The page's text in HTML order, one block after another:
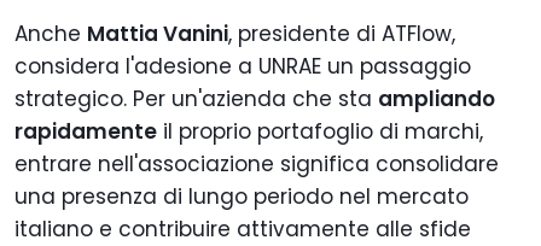
Anche Mattia Vanini, presidente di ATFlow,
considera l'adesione a UNRAE un passaggio
strategico. Per un'azienda che sta ampliando
rapidamente il proprio portafoglio di marchi,
entrare nell'associazione significa consolidare
una presenza di lungo periodo nel mercato
italiano e contribuire attivamente alle sfide